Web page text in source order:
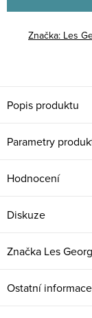
Značka: Les
Popis produktu
Parametry
Hodnocení
Diskuze
Značka Les
Ostatní informace